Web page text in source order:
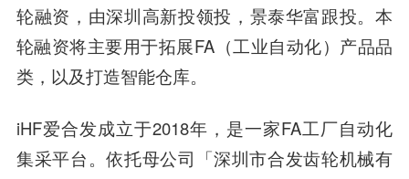
轮融资 ，由深圳高新投领投 ， 景泰华富跟投。本
轮融资将主要用于拓展FA（工业自动化）产品品
类，以及打造智能仓库。
iHF爱合发成立于2018年，是一家FA工厂自动化
集采平台。依托母公司「深圳市合发齿轮机械有